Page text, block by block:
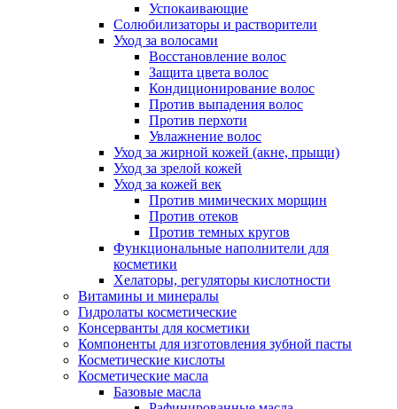
Успокаивающие
Солюбилизаторы и растворители
Уход за волосами
Восстановление волос
Защита цвета волос
Кондиционирование волос
Против выпадения волос
Против перхоти
Увлажнение волос
Уход за жирной кожей (акне, прыщи)
Уход за зрелой кожей
Уход за кожей век
Против мимических морщин
Против отеков
Против темных кругов
Функциональные наполнители для
косметики
Хелаторы, регуляторы кислотности
Витамины и минералы
Гидролаты косметические
Консерванты для косметики
Компоненты для изготовления зубной пасты
Косметические кислоты
Косметические масла
Базовые масла